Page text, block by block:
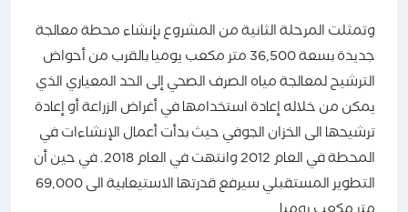
وتمثلت المرحلة الثانية من المشروع بإنشاء محطة معالجة
جديدة بسعة 36,500 متر مكعب يوميا بالقرب من أحواض
الترشيح لمعالجة مياه الصرف الصحي إلى الحد المعياري الذي
يمكن من خلاله إعادة استخدامها في أغراض الزراعة أو إعادة
ترشيحها الى الخزان الجوفي حيث بدأت أعمال الإنشاءات في
المحطة في العام 2012 وانتهت في العام 2018. في حين أن
التطوير المستقبلي سيرفع قدرتها الاستيعابية الى 69,000